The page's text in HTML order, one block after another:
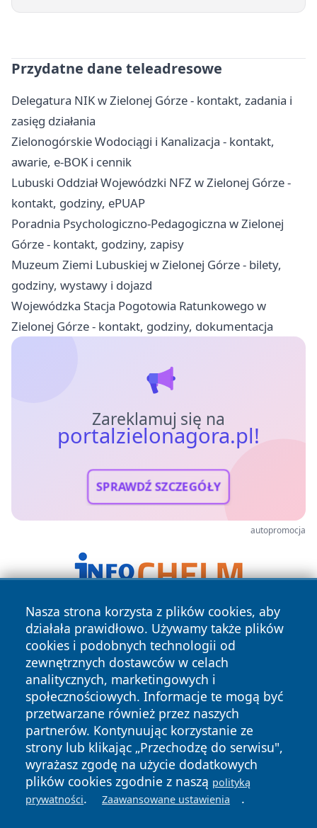
Przydatne dane teleadresowe
Delegatura NIK w Zielonej Górze - kontakt, zadania i
zasięg działania
Zielonogórskie Wodociągi i Kanalizacja - kontakt,
awarie, e-BOK i cennik
Lubuski Oddział Wojewódzki NFZ w Zielonej Górze -
kontakt, godziny, ePUAP
Poradnia Psychologiczno-Pedagogiczna w Zielonej
Górze - kontakt, godziny, zapisy
Muzeum Ziemi Lubuskiej w Zielonej Górze - bilety,
godziny, wystawy i dojazd
Wojewódzka Stacja Pogotowia Ratunkowego w
Zielonej Górze - kontakt, godziny, dokumentacja
Zareklamuj się na
portalzielonagora.pl!
SPRAWDŹ SZCZEGÓŁY
autopromocja
Nasza strona korzysta z plików cookies, aby
działała prawidłowo. Używamy także plików
cookies i podobnych technologii od
zewnętrznych dostawców w celach
analitycznych, marketingowych i
społecznościowych. Informacje te mogą być
przetwarzane również przez naszych
partnerów. Kontynuując korzystanie ze
strony lub klikając „Przechodzę do serwisu",
wyrażasz zgodę na użycie dodatkowych
plików cookies zgodnie z naszą polityką
prywatności. Zaawansowane ustawienia .
Copyright © 2026 portalzielonagora.pl Wszystkie prawa
zastrzeżone.
News Autorzy
Polityka
Prywatności
Polityka
Cookies